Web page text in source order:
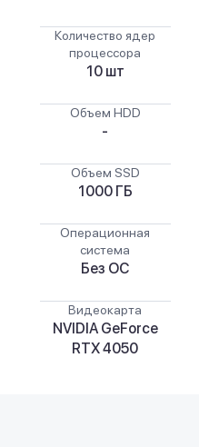
Количество ядер
процессора
10 шт
Объем HDD
-
Объем SSD
1000 ГБ
Операционная
система
Без ОС
Видеокарта
NVIDIA GeForce
RTX 4050